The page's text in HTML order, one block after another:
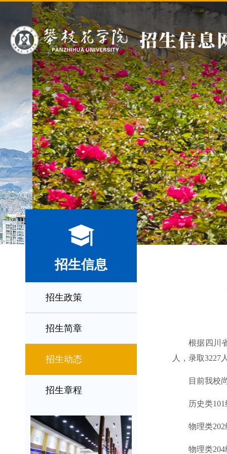
招生信息
招生政策
招生简章
招生动态
招生章程
根据四川
人，录取3227
目前我校
历史类101
物理类202
物理类204